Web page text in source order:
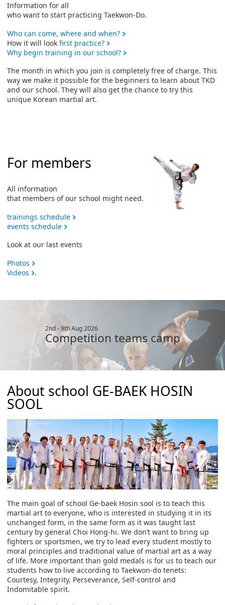
Information for all
who want to start practicing Taekwon-Do.
Who can come, where and when?
How it will look first practice?
Why begin training in our school?
The month in which you join is completely free of charge. This
way we make it possible for the beginners to learn about TKD
and our school. They will also get the chance to try this
unique Korean martial art.
For members
All information
that members of our school might need.
trainings schedule
events schedule
Look at our last events
Photos
Videos
.
2nd - 9th Aug 2026
Competition teams camp
About school GE-BAEK HOSIN
SOOL
The main goal of school Ge-baek Hosin sool is to teach this
martial art to everyone, who is interested in studying it in its
unchanged form, in the same form as it was taught last
century by general Choi Hong-hi. We don’t want to bring up
fighters or sportsmen, we try to lead every student mostly to
moral principles and traditional value of martial art as a way
of life. More important than gold medals is for us to teach our
students how to live according to Taekwon-do tenets:
Courtesy, Integrity, Perseverance, Self-control and
Indomitable spirit.